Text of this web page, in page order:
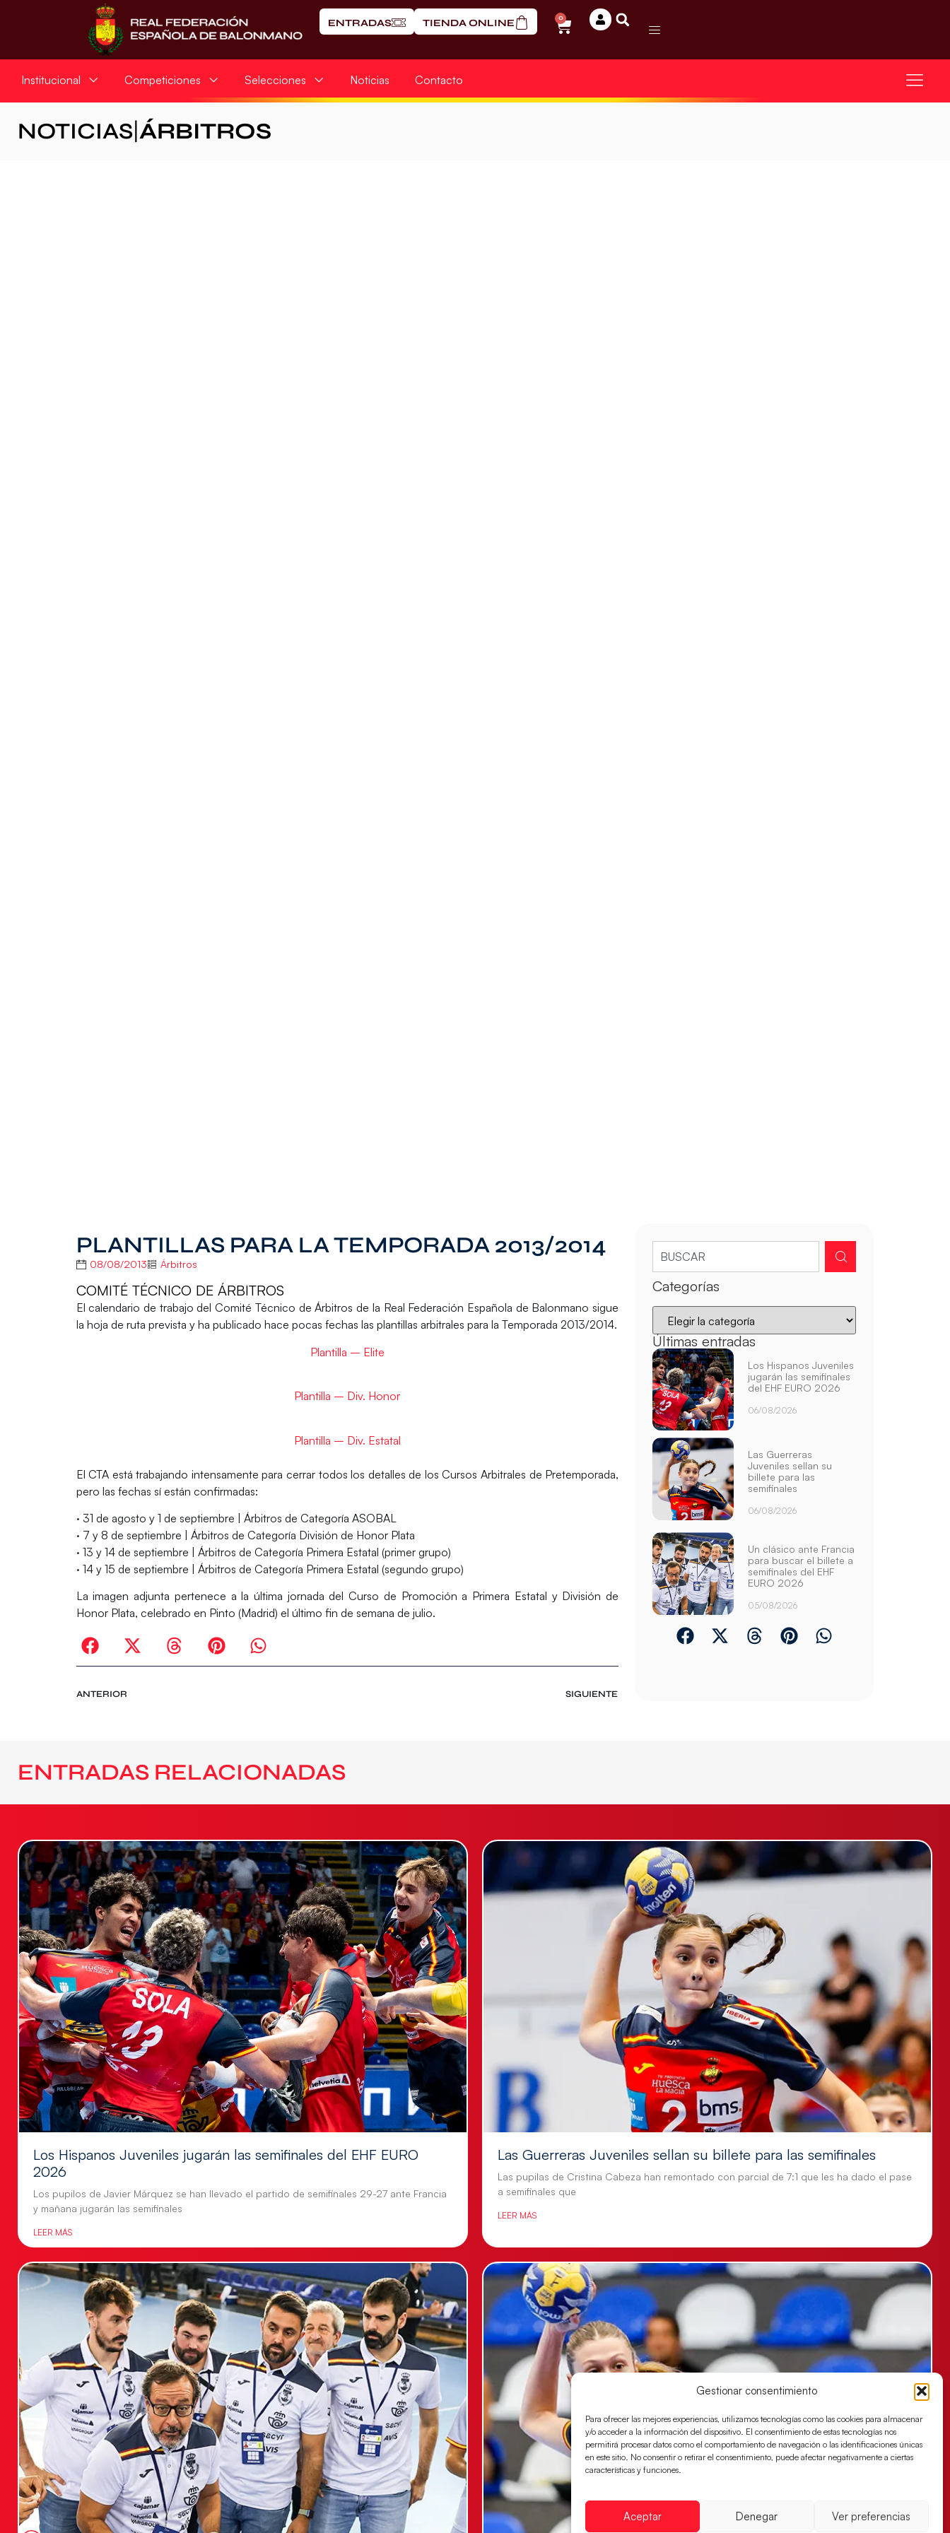
Gestionar consentimiento
Para ofrecer las mejores experiencias, utilizamos tecnologías como las cookies para almacenar
y/o acceder a la información del dispositivo. El consentimiento de estas tecnologías nos
permitirá procesar datos como el comportamiento de navegación o las identificaciones únicas
en este sitio. No consentir o retirar el consentimiento, puede afectar negativamente a ciertas
características y funciones.
Aceptar Denegar Ver preferencias
ENTRADAS TIENDA ONLINE 0
Institucional Competiciones Selecciones Noticias Contacto
NOTICIAS ÁRBITROS
PLANTILLAS PARA LA TEMPORADA 2013/2014
08/08/2013 Árbitros
COMITÉ TÉCNICO DE ÁRBITROS
El calendario de trabajo delComité Técnico de Árbitros de la Real Federación Española de Balonmano sigue
la hoja de ruta prevista y ha publicado hace pocas fechas las plantillas arbitrales para la Temporada 2013/2014.
Plantilla – Elite
Plantilla – Div. Honor
Plantilla – Div. Estatal
El CTA está trabajando intensamente para cerrar todos los detalles de losCursos Arbitrales de Pretemporada,
pero las fechas sí están confirmadas:
· 31 de agosto y 1 de septiembre | Árbitros de Categoría ASOBAL
· 7 y 8 de septiembre | Árbitros de Categoría División de Honor Plata
· 13 y 14 de septiembre | Árbitros de Categoría Primera Estatal (primer grupo)
· 14 y 15 de septiembre | Árbitros de Categoría Primera Estatal (segundo grupo)
La imagen adjunta pertenece a la última jornada del Curso de Promoción a Primera Estatal y División de
Honor Plata, celebrado en Pinto (Madrid) el último fin de semana de julio.
ANTERIOR SIGUIENTE
Categorías
Últimas entradas
Los Hispanos Juveniles
jugarán las semifinales
del EHF EURO 2026
06/08/2026
Las Guerreras
Juveniles sellan su
billete para las
semifinales
06/08/2026
Un clásico ante Francia
para buscar el billete a
semifinales del EHF
EURO 2026
05/08/2026
ENTRADAS RELACIONADAS
Los Hispanos Juveniles jugarán las semifinales del EHF EURO
2026
Los pupilos de Javier Márquez se han llevado el partido de semifinales 29-27 ante Francia
y mañana jugarán las semifinales
LEER MÁS
Las Guerreras Juveniles sellan su billete para las semifinales
Las pupilas de Cristina Cabeza han remontado con parcial de 7:1 que les ha dado el pase
a semifinales que
LEER MÁS